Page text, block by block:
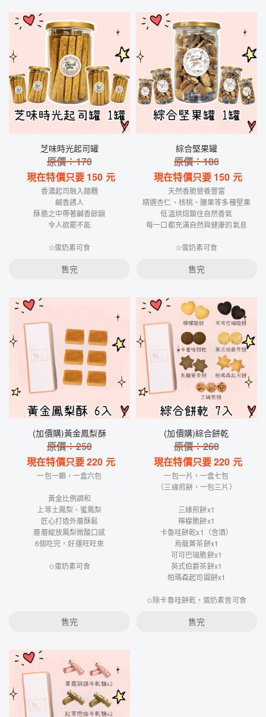
芝味時光起司罐
原價：170
現在特價只要 150 元
香濃起司融入麵糰
鹹香誘人
酥脆之中帶著鹹香餘韻
令人欲罷不能
✩蛋奶素可食
售完
綜合堅果罐
原價：180
現在特價只要 150 元
天然香脆營養豐富
精選杏仁、核桃、腰果等多種堅果
低溫烘焙鎖住自然香氣
每一口都充滿自然與健康的氣息
✩蛋奶素可食
售完
(加價購)黃金鳳梨酥
原價：250
現在特價只要220 元
一包一顆，一盒六包
黃金比例調和
上等土鳳梨、蜜鳳梨
匠心打造外層酥鬆
層層綻放鳳梨微酸口感
6個吃完，好運旺旺來
✩蛋奶素可食
售完
(加價購)綜合餅乾
原價：260
現在特價只要220 元
一包一片，一盒七包
（三緣煎餅，一包三片）
三緣煎餅x1
檸檬脆餅x1
卡魯哇餅乾x1（含酒）
烏龍菁茶餅x1
可可巴瑞脆餅x1
英式伯爵茶餅x1
帕瑪森起司圓餅x1
✩除卡魯哇餅乾，蛋奶素皆可食
售完